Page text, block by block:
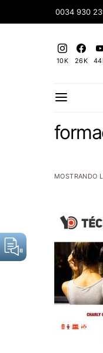
0034 930
10K 26K
MOSTRANDO